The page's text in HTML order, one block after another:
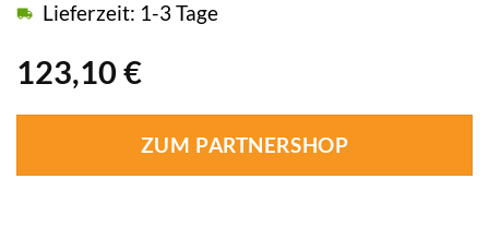
123,10 €
Lieferzeit: 1-3 Tage
ZUM PARTNERSHOP